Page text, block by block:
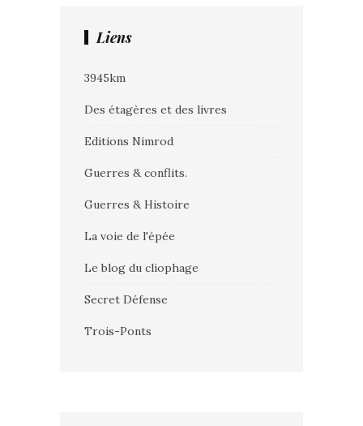
Liens
3945km
Des étagères et des livres
Editions Nimrod
Guerres & conflits.
Guerres & Histoire
La voie de l'épée
Le blog du cliophage
Secret Défense
Trois-Ponts